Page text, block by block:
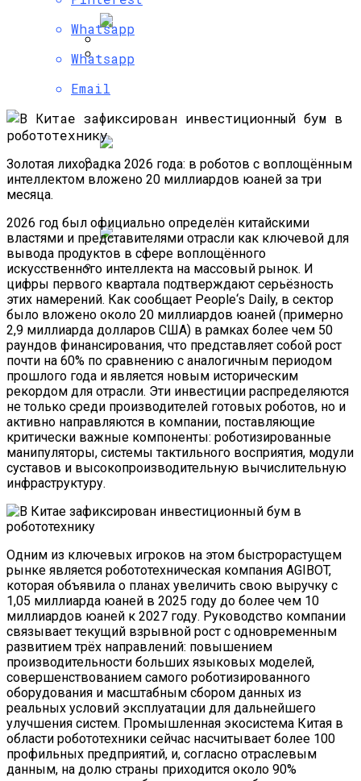
СМИ Узнали Дату Начала Продаж
Новых Моделей IPhone И IPad
Самые Популярные Отели В
Новосибирске Назвал Сервис
«Яндекс.Путешествия»
Полетную Программу На Маврикий Из
Любитель Приключенческого Туризма
Нашел В Америке Алмаз Весом 7.46
Карата
Whatsapp
Whatsapp
Email
Золотая лихорадка 2026 года: в роботов с воплощённым
интеллектом вложено 20 миллиардов юаней за три
месяца.
2026 год был официально определён китайскими
властями и представителями отрасли как ключевой для
вывода продуктов в сфере воплощённого
искусственного интеллекта на массовый рынок. И
цифры первого квартала подтверждают серьёзность
этих намерений. Как сообщает People‘s Daily, в сектор
было вложено около 20 миллиардов юаней (примерно
2,9 миллиарда долларов США) в рамках более чем 50
раундов финансирования, что представляет собой рост
почти на 60% по сравнению с аналогичным периодом
прошлого года и является новым историческим
рекордом для отрасли. Эти инвестиции распределяются
не только среди производителей готовых роботов, но и
активно направляются в компании, поставляющие
критически важные компоненты: роботизированные
манипуляторы, системы тактильного восприятия, модули
суставов и высокопроизводительную вычислительную
инфраструктуру.
Одним из ключевых игроков на этом быстрорастущем
рынке является робототехническая компания AGIBOT,
которая объявила о планах увеличить свою выручку с
1,05 миллиарда юаней в 2025 году до более чем 10
миллиардов юаней к 2027 году. Руководство компании
связывает текущий взрывной рост с одновременным
развитием трёх направлений: повышением
производительности больших языковых моделей,
совершенствованием самого роботизированного
оборудования и масштабным сбором данных из
реальных условий эксплуатации для дальнейшего
улучшения систем. Промышленная экосистема Китая в
области робототехники сейчас насчитывает более 100
профильных предприятий, и, согласно отраслевым
данным, на долю страны приходится около 90%